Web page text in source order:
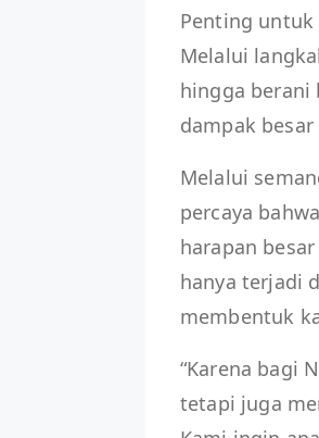
Penting
Melalui
hingga
dampak
Melalui
percaya
harapan
hanya terjadi
membentuk
“Karena bagi
tetapi juga